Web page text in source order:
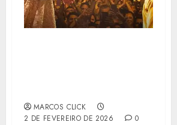
MARCOS CLICK
2 DE FEVEREIRO DE 2026
0